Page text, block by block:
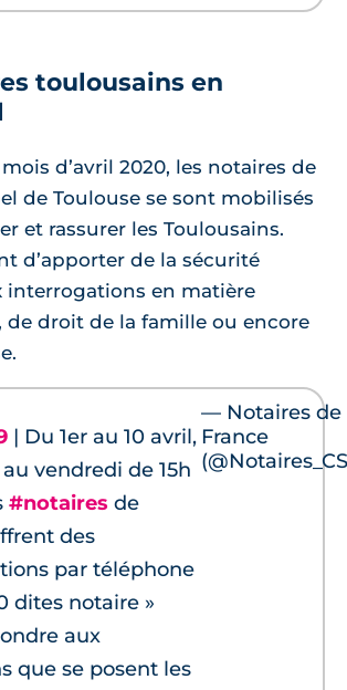
toulousains en
d’avril 2020, les notaires de
de Toulouse se sont mobilisés
et rassurer les Toulousains.
d’apporter de la sécurité
interrogations en matière
de droit de la famille ou encore
| Du 1er au 10 avril,
vendredi de 15h
#notaires de
des
par téléphone
dites notaire »
aux
que se posent les
— Notaires de
France